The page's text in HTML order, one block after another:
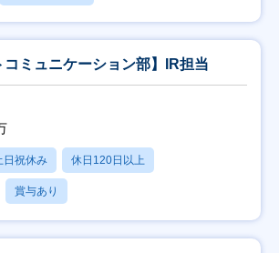
コミュニケーション部】IR担当
日祝休み 休日120日以上
賞与あり